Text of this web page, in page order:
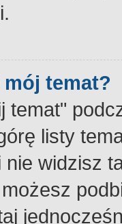
temat?
temat"
listy
widzisz